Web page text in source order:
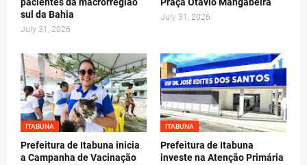
pacientes da macrorregião
sul da Bahia
July 31, 2026
Praça Otávio Mangabeira
July 31, 2026
ITABUNA
Prefeitura de Itabuna inicia
a Campanha de Vacinação
ITABUNA
Prefeitura de Itabuna
investe na Atenção Primária